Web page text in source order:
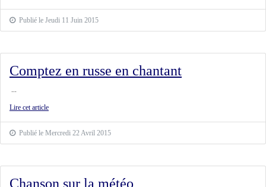
Publié le Jeudi 11 Juin 2015
Comptez en russe en chantant
...
Lire cet article
Publié le Mercredi 22 Avril 2015
Chanson sur la météo